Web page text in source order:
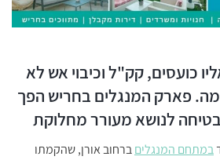
כועסים, קק"ל וכיבוי אש לא
פארק המנגלים בחריש הפך
לנושא מעורר מחלוקת
במתחם המנגליםברחוב אורן, שהקמתו